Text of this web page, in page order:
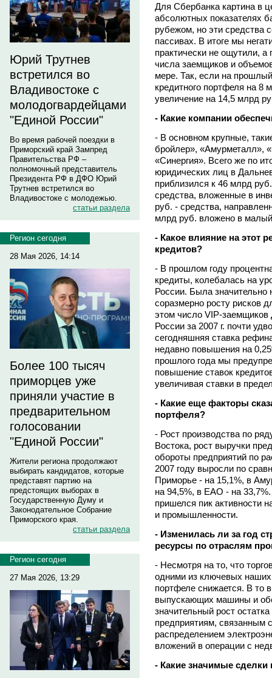
Юрий Трутнев
встретился во
Владивостоке с
молодогвардейцами
"Единой России"
Во время рабочей поездки в
Приморский край Зампред
Правительства РФ –
полномочный представитель
Президента РФ в ДФО Юрий
Трутнев встретился во
Владивостоке с молодежью.
статьи раздела
Регион сегодня
28 Мая 2026, 14:14
Более 100 тысяч
приморцев уже
приняли участие в
предварительном
голосовании
"Единой России"
Жители региона продолжают
выбирать кандидатов, которые
представят партию на
предстоящих выборах в
Государственную Думу и
Законодательное Собрание
Приморского края.
статьи раздела
Регион сегодня
27 Мая 2026, 13:29
Для Сбербанка картина в
абсолютных показателях
рубежом, но эти
пассивах. В итоге мы
практически не ощутили,
числа заемщиков и
мере. Так, если на
кредитного портфеля на 8
увеличение на 14,5 млрд
- Какие компании
- В основном крупные,
бройлер», «Амурметалл»,
«Синергия». Всего же по
юридических лиц в
приблизился к 46 млрд
средства, вложенные в
руб. - средства,
млрд руб. вложено в
- Какое влияние на этот
кредитов?
- В прошлом году
кредиты, колебалась на
России. Была
соразмерно росту рисков
этом число VIP-заемщиков
России за 2007 г. почти
сегодняшняя ставка
недавно повышения на
прошлого года мы
повышение ставок
увеличивая ставки в
- Какие еще факторы
портфеля?
- Рост производства по
Востока, рост выручки
обороты предприятий по
2007 году выросли по
Приморье - на 15,1%, в
на 94,5%, в ЕАО - на 33,7%.
пришелся пик активности
и промышленности.
- Изменилась ли за год
ресурсы по отраслям
- Несмотря на то, что
одними из ключевых
портфеле снижается. В то
выпускающих машины и
значительный рост
предприятиям, связанным
распределением
вложений в операции с
- Какие значимые